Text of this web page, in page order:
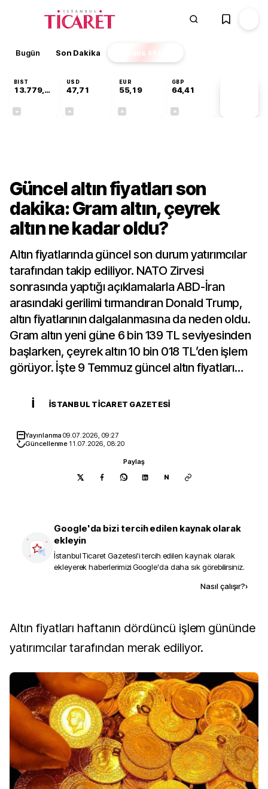
Bugün Son Dakika Finans EKSTRA
BIST
13.779,39
USD
47,71
EUR
55,19
GBP
64,41
Güncel altın fiyatları son
dakika: Gram altın, çeyrek
altın ne kadar oldu?
Altın fiyatlarında güncel son durum yatırımcılar
tarafından takip ediliyor. NATO Zirvesi
sonrasında yaptığı açıklamalarla ABD-İran
arasındaki gerilimi tırmandıran Donald Trump,
altın fiyatlarının dalgalanmasına da neden oldu.
Gram altın yeni güne 6 bin 139 TL seviyesinden
başlarken, çeyrek altın 10 bin 018 TL’den işlem
görüyor. İşte 9 Temmuz güncel altın fiyatları…
İ İSTANBUL TICARET GAZETESI
Yayınlanma09.07.2026, 09:27
Güncellenme 11.07.2026, 08:20
Paylaş
N
Google'da bizi tercih edilen kaynak olarak
ekleyin
İstanbul Ticaret Gazetesi'i tercih edilen kaynak olarak
ekleyerek haberlerimizi Google'da daha sık görebilirsiniz.
Nasıl çalışır?›
Altın fiyatları haftanın dördüncü işlem gününde
yatırımcılar tarafından merak ediliyor.